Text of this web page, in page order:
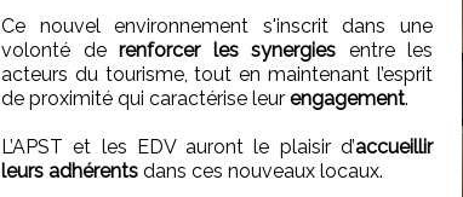
Ce nouvel environnement s'inscrit dans une
volonté de renforcer les synergies entre les
acteurs du tourisme, tout en maintenant l’esprit
de proximité qui caractérise leur engagement.
L’APST et les EDV auront le plaisir d’accueillir
leurs adhérents dans ces nouveaux locaux.